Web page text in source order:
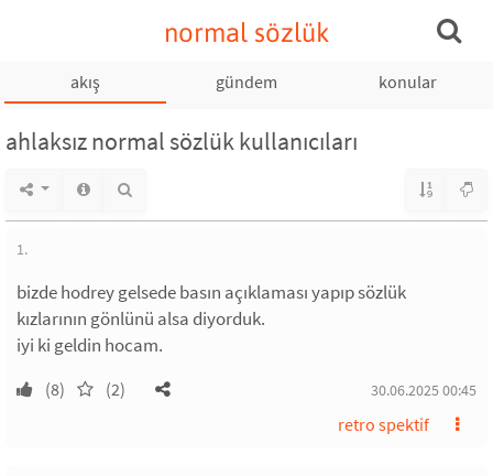
normal sözlük
akış gündem konular
ahlaksız normal sözlük kullanıcıları
1.
bizde hodrey gelsede basın açıklaması yapıp sözlük
kızlarının gönlünü alsa diyorduk.
iyi ki geldin hocam.
(8) (2) 30.06.2025 00:45
retro spektif